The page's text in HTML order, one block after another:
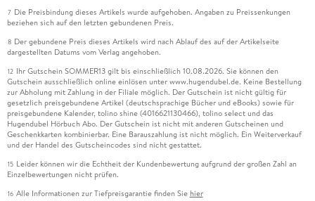
7 Die Preisbindung dieses Artikels wurde aufgehoben. Angaben zu Preissenkungen
beziehen sich auf den letzten gebundenen Preis.
8 Der gebundene Preis dieses Artikels wird nach Ablauf des auf der Artikelseite
dargestellten Datums vom Verlag angehoben.
12 Ihr Gutschein SOMMER13 gilt bis einschließlich 10.08.2026. Sie können den
Gutschein ausschließlich online einlösen unter www.hugendubel.de. Keine Bestellung
zur Abholung mit Zahlung in der Filiale möglich. Der Gutschein ist nicht gültig für
gesetzlich preisgebundene Artikel (deutschsprachige Bücher und eBooks) sowie für
preisgebundene Kalender, tolino shine (4016621130466), tolino select und das
Hugendubel Hörbuch Abo. Der Gutschein ist nicht mit anderen Gutscheinen und
Geschenkkarten kombinierbar. Eine Barauszahlung ist nicht möglich. Ein Weiterverkauf
und der Handel des Gutscheincodes sind nicht gestattet.
15 Leider können wir die Echtheit der Kundenbewertung aufgrund der großen Zahl an
Einzelbewertungen nicht prüfen.
16 Alle Informationen zur Tiefpreisgarantie finden Sie hier